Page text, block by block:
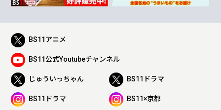
BS11アニメ
BS11公式Youtubeチャンネル
じゅういっちゃん BS11ドラマ
BS11ドラマ BS11×京都